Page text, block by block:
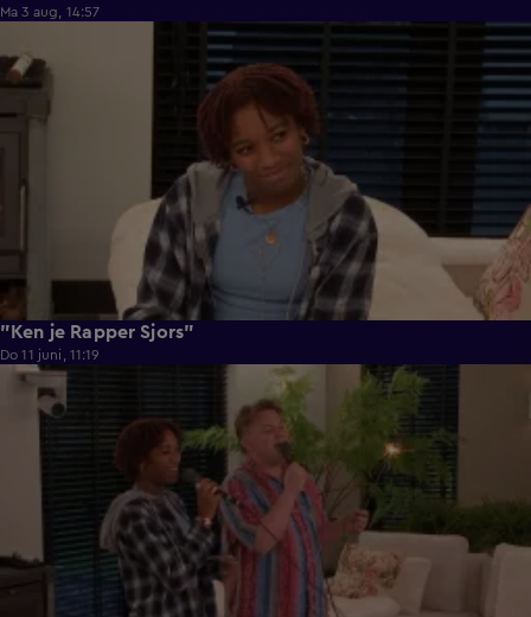
Ma 3 aug, 14:57
"Ken je Rapper Sjors"
Do 11 juni, 11:19
0:39